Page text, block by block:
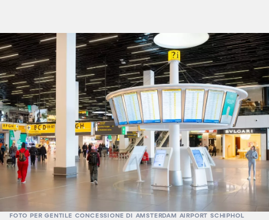
FOTO PER GENTILE CONCESSIONE DI AMSTERDAM AIRPORT SCHIPHOL